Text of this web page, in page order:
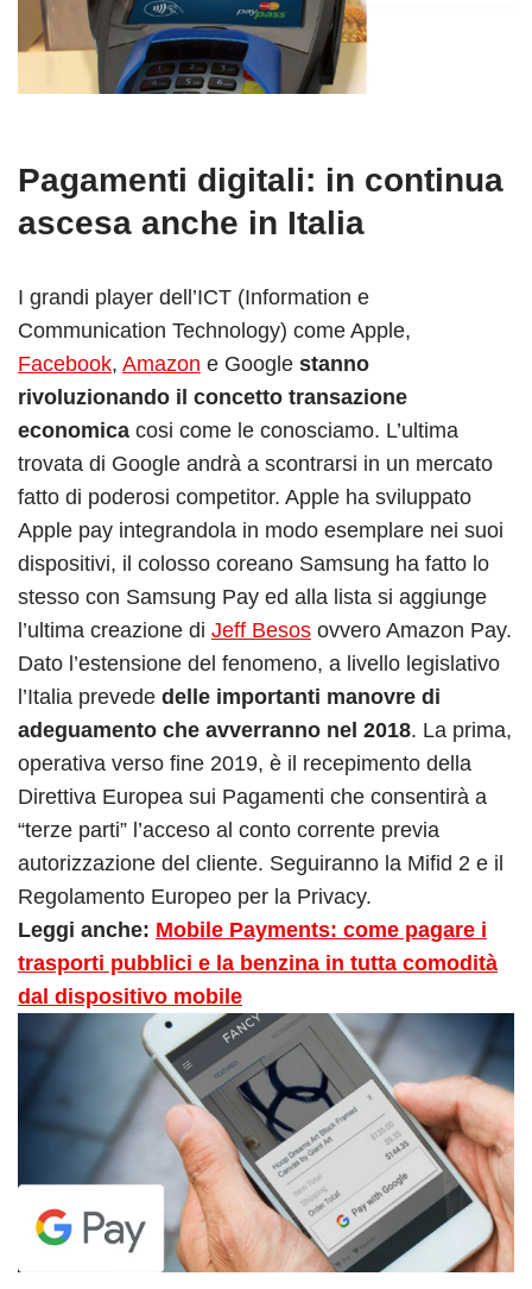
Pagamenti digitali: in continua
ascesa anche in Italia
I grandi player dell’ICT (Information e
Communication Technology) come Apple,
Facebook, Amazon e Google stanno
rivoluzionando il concetto transazione
economica cosi come le conosciamo. L’ultima
trovata di Google andrà a scontrarsi in un mercato
fatto di poderosi competitor. Apple ha sviluppato
Apple pay integrandola in modo esemplare nei suoi
dispositivi, il colosso coreano Samsung ha fatto lo
stesso con Samsung Pay ed alla lista si aggiunge
l’ultima creazione di Jeff Besos ovvero Amazon Pay.
Dato l’estensione del fenomeno, a livello legislativo
l’Italia prevede delle importanti manovre di
adeguamento che avverranno nel 2018. La prima,
operativa verso fine 2019, è il recepimento della
Direttiva Europea sui Pagamenti che consentirà a
“terze parti” l’acceso al conto corrente previa
autorizzazione del cliente. Seguiranno la Mifid 2 e il
Regolamento Europeo per la Privacy.
Leggi anche: Mobile Payments: come pagare i
trasporti pubblici e la benzina in tutta comodità
dal dispositivo mobile